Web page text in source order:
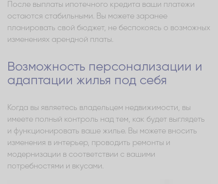
После выплаты ипотечного кредита ваши платежи
остаются стабильными. Вы можете заранее
планировать свой бюджет, не беспокоясь о возможных
изменениях арендной платы.
Возможность персонализации и
адаптации жилья под себя
Когда вы являетесь владельцем недвижимости, вы
имеете полный контроль над тем, как будет выглядеть
и функционировать ваше жилье. Вы можете вносить
изменения в интерьер, проводить ремонты и
модернизации в соответствии с вашими
потребностями и вкусами.